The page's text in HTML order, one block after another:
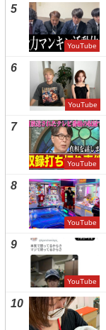
5
YouTube
6
YouTube
7
YouTube
8
YouTube
9
YouTube
10